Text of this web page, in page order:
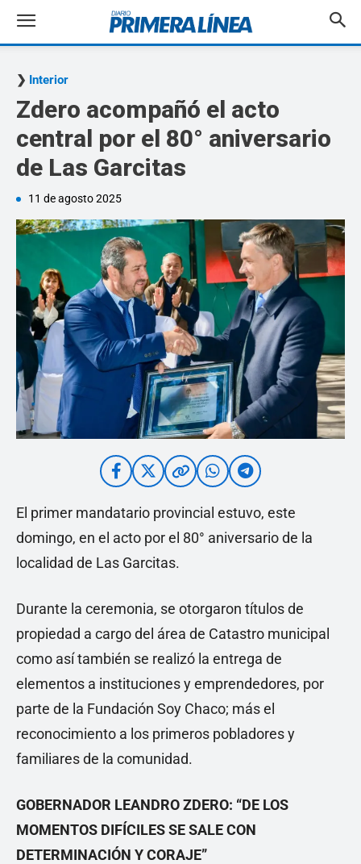
Interior
Zdero acompañó el acto
central por el 80° aniversario
de Las Garcitas
11 de agosto 2025
El primer mandatario provincial estuvo, este
domingo, en el acto por el 80° aniversario de la
localidad de Las Garcitas.
Durante la ceremonia, se otorgaron títulos de
propiedad a cargo del área de Catastro municipal
como así también se realizó la entrega de
elementos a instituciones y emprendedores, por
parte de la Fundación Soy Chaco; más el
reconocimiento a los primeros pobladores y
familiares de la comunidad.
GOBERNADOR LEANDRO ZDERO: “DE LOS
MOMENTOS DIFÍCILES SE SALE CON
DETERMINACIÓN Y CORAJE”